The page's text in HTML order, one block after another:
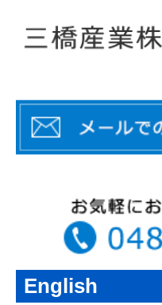
三橋運輸
越谷配送センター
三橋運輸（液化ガス部門）
サンキョー
三橋
English